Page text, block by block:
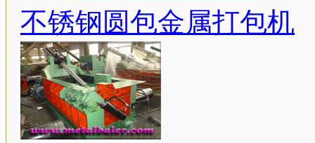
不锈钢圆包金属打包机